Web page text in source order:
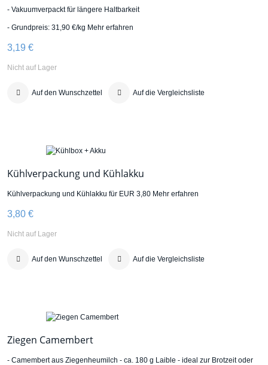
- Vakuumverpackt für längere Haltbarkeit
- Grundpreis: 31,90 €/kg Mehr erfahren
3,19 €
Nicht auf Lager
Auf den Wunschzettel Auf die Vergleichsliste
Kühlverpackung und Kühlakku
Kühlverpackung und Kühlakku für EUR 3,80 Mehr erfahren
3,80 €
Nicht auf Lager
Auf den Wunschzettel Auf die Vergleichsliste
Ziegen Camembert
- Camembert aus Ziegenheumilch - ca. 180 g Laible - ideal zur Brotzeit oder